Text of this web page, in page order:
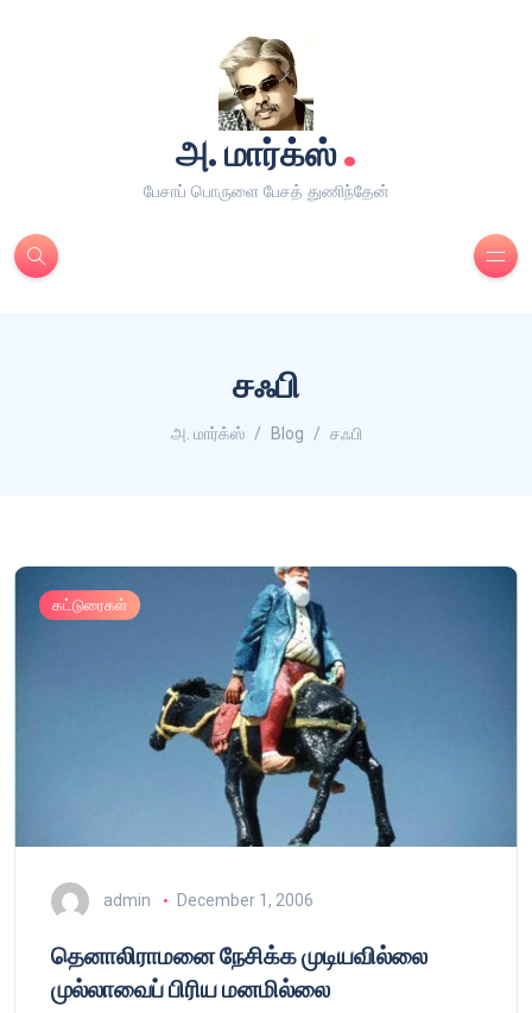
அ. மார்க்ஸ்.
பேசாப் பொருளை பேசத் துணிந்தேன்
சஃபி
அ. மார்க்ஸ் Blog சஃபி
கட்டுரைகள்
admin December 1, 2006
தெனாலிராமனை நேசிக்க முடியவில்லை
முல்லாவைப் பிரிய மனமில்லை